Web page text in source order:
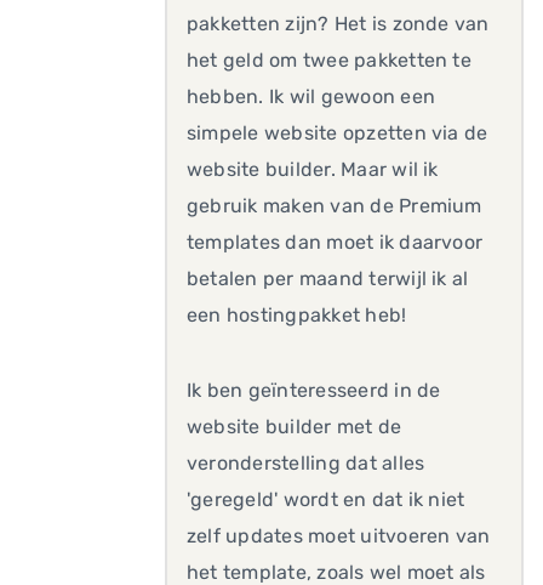
pakketten zijn? Het is zonde van
het geld om twee pakketten te
hebben. Ik wil gewoon een
simpele website opzetten via de
website builder. Maar wil ik
gebruik maken van de Premium
templates dan moet ik daarvoor
betalen per maand terwijl ik al
een hostingpakket heb!
Ik ben geïnteresseerd in de
website builder met de
veronderstelling dat alles
'geregeld' wordt en dat ik niet
zelf updates moet uitvoeren van
het template, zoals wel moet als